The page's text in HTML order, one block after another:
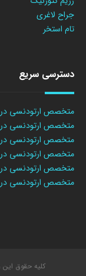
جراح لاغری
تام استخر
دسترسی سریع
متخصص ارتودنسی در
متخصص ارتودنسی در
متخصص ارتودنسی در
متخصص ارتودنسی
متخصص ارتودنسی
متخصص ارتودنسی
کلیه حقوق